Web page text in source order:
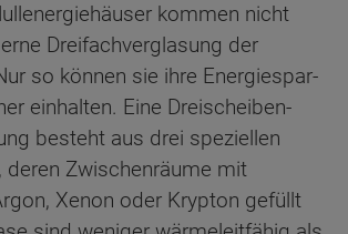
kommen nicht
Dreifachverglasung der
so können sie ihre Energiespar-
einhalten. Eine Dreischeiben-
besteht aus drei speziellen
deren Zwischenräume mit
Xenon oder Krypton gefüllt